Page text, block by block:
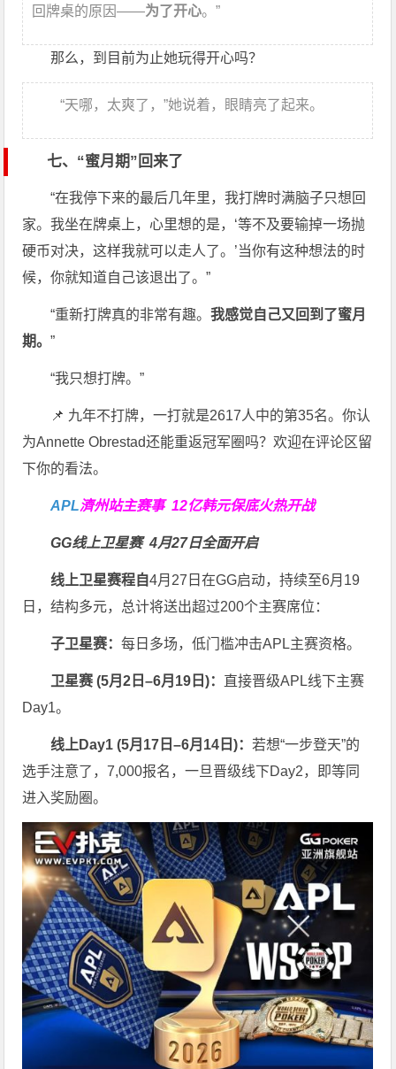
回牌桌的原因——为了开心。”
那么，到目前为止她玩得开心吗？
“天哪，太爽了，”她说着，眼睛亮了起来。
七、“蜜月期”回来了
“在我停下来的最后几年里，我打牌时满脑子只想回
家。我坐在牌桌上，心里想的是，‘等不及要输掉一场抛
硬币对决，这样我就可以走人了。’当你有这种想法的时
候，你就知道自己该退出了。”
“重新打牌真的非常有趣。我感觉自己又回到了蜜月
期。”
“我只想打牌。”
📌 九年不打牌，一打就是2617人中的第35名。你认
为Annette Obrestad还能重返冠军圈吗？欢迎在评论区留
下你的看法。
APL濟州站主赛事12亿韩元保底火热开战
GG线上卫星赛4月27日全面开启
线上卫星赛程自4月27日在GG启动，持续至6月19
日，结构多元，总计将送出超过200个主赛席位：
子卫星赛：每日多场，低门槛冲击APL主赛资格。
卫星赛 (5月2 日–6月 19 日)： 直接晋级APL线下主赛
Day1。
线上 Day1 (5月 17 日–6月 14 日)：若想“一步登天”的
选手注意了，7,000报名，一旦晋级线下Day2，即等同
进入奖励圈。